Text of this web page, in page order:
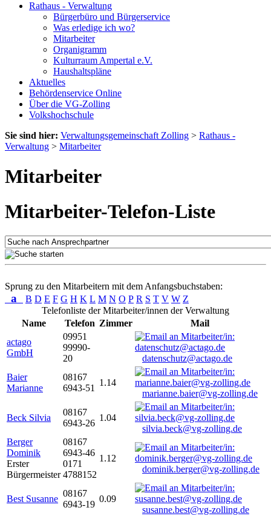
Rathaus - Verwaltung
Bürgerbüro und Bürgerservice
Was erledige ich wo?
Mitarbeiter
Organigramm
Kulturraum Ampertal e.V.
Haushaltspläne
Aktuelles
Behördenservice Online
Über die VG-Zolling
Volkshochschule
Sie sind hier: Verwaltungsgemeinschaft Zolling > Rathaus -
Verwaltung > Mitarbeiter
Mitarbeiter
Mitarbeiter-Telefon-Liste
Sprung zu den Mitarbeitern mit dem Anfangsbuchstaben:
a B D E F G H K L M N O P R S T V W Z
Telefonliste der Mitarbeiter/innen der Verwaltung
Name
Telefon Zimmer
Mail
actago
GmbH
09951
99990-
20
datenschutz@actago.de
Baier
Marianne
08167
6943-51
1.14
marianne.baier@vg-zolling.de
Beck Silvia
08167
6943-26
1.04
silvia.beck@vg-zolling.de
Berger
Dominik
Erster
Bürgermeister
08167
6943-46
0171
4788152
1.12
dominik.berger@vg-zolling.de
Best Susanne
08167
6943-19
0.09
susanne.best@vg-zolling.de